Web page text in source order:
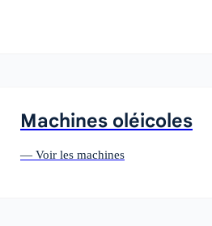
Machines oléicoles
— Voir les machines